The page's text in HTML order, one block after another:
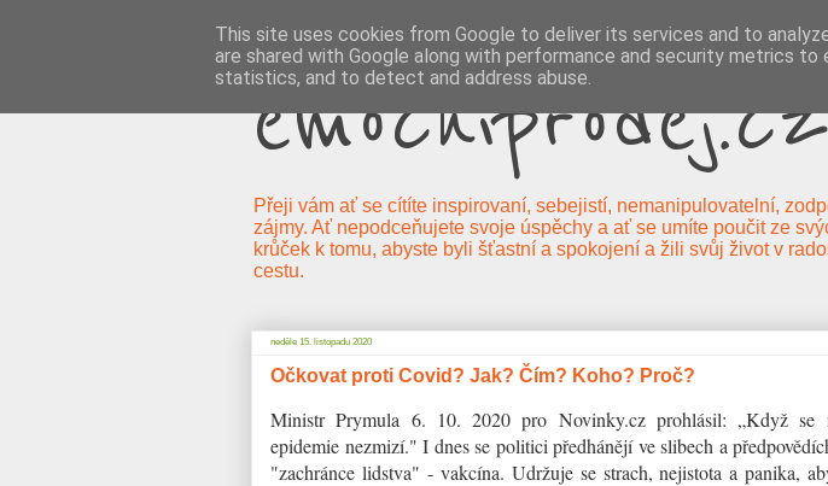
emocniprodej.cz
Přeji vám ať se cítíte inspirovaní, sebejistí, nemanipulovatelní,
zájmy. Ať nepodceňujete svoje úspěchy a ať se umíte poučit ze
krůček k tomu, abyste byli šťastní a spokojení a žili svůj život v
cestu.
neděle 15. listopadu 2020
Očkovat proti Covid? Jak? Čím? Koho? Proč?
Ministr Prymula 6. 10. 2020 pro Novinky.cz prohlásil: „Když se
epidemie nezmizí." I dnes se politici předhánějí ve slibech a
"zachránce lidstva" - vakcína. Udržuje se strach, nejistota a panika,
This site uses cookies from Google to deliver its services and to
are shared with Google along with performance and security metrics to
statistics, and to detect and address abuse.